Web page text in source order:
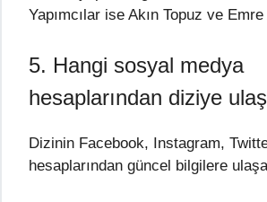
Yapımcılar ise Akın Topuz ve Emre
5. Hangi sosyal medya
hesaplarından diziye
Dizinin Facebook, Instagram,
hesaplarından güncel bilgilere